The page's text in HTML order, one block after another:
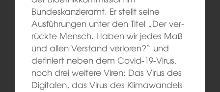
Bundeskanzleramt. Er stellt seine
Ausführungen unter den Titel „Der ver-
rückte Mensch. Haben wir jedes Maß
und allen Verstand verloren?“ und
definiert neben dem Covid-19-Virus,
noch drei weitere Viren: Das Virus des
Digitalen, das Virus des Klimawandels